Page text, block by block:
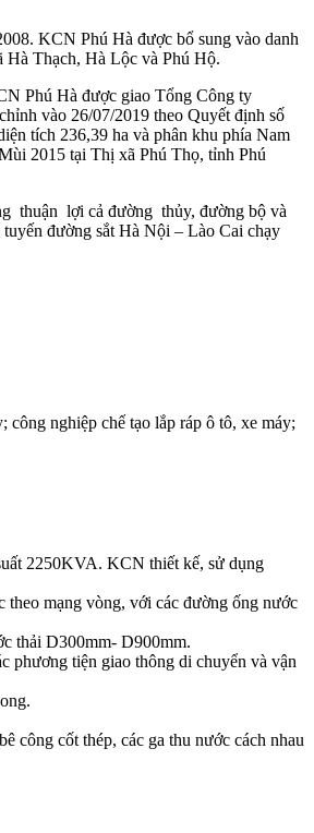
KCN Phú Hà được bổ sung vào danh
Hà Thạch, Hà Lộc và Phú Hộ.
Phú Hà được giao Tổng Công ty
vào 26/07/2019 theo Quyết định số
tích 236,39 ha và phân khu phía Nam
2015 tại Thị xã Phú Thọ, tỉnh Phú
thuận lợi cả đường thủy, đường bộ và
đường sắt Hà Nội – Lào Cai chạy
công nghiệp chế tạo lắp ráp ô tô, xe máy;
2250KVA. KCN thiết kế, sử dụng
mạng vòng, với các đường ống nước
thải D300mm- D900mm.
phương tiện giao thông di chuyển và vận
công cốt thép, các ga thu nước cách nhau